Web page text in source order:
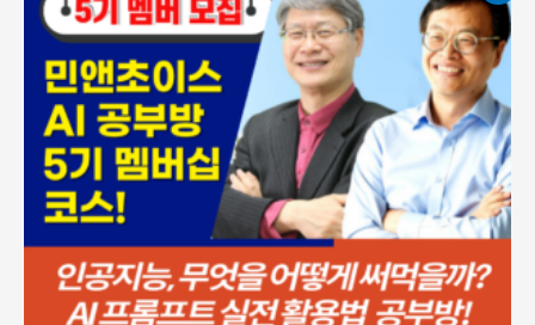
상품
페이지에서
옵션을
선택할
수
있습니다.